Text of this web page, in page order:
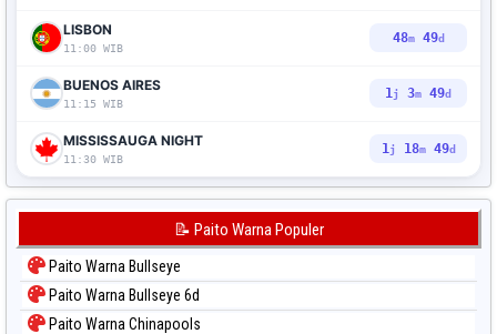
LISBON
11:00 WIB
48m48d
BUENOS AIRES
11:15 WIB
1j 3m 48d
MISSISSAUGA NIGHT
11:30 WIB
1j 18m48d
📝 Paito Warna Populer
Paito Warna Bullseye
Paito Warna Bullseye 6d
Paito Warna Chinapools